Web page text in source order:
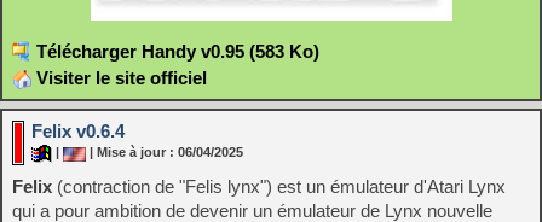
Télécharger Handy v0.95 (583 Ko)
Visiter le site officiel
Felix v0.6.4
| Mise à jour : 06/04/2025
Felix (contraction de "Felis lynx") est un émulateur d'Atari Lynx
qui a pour ambition de devenir un émulateur de Lynx nouvelle